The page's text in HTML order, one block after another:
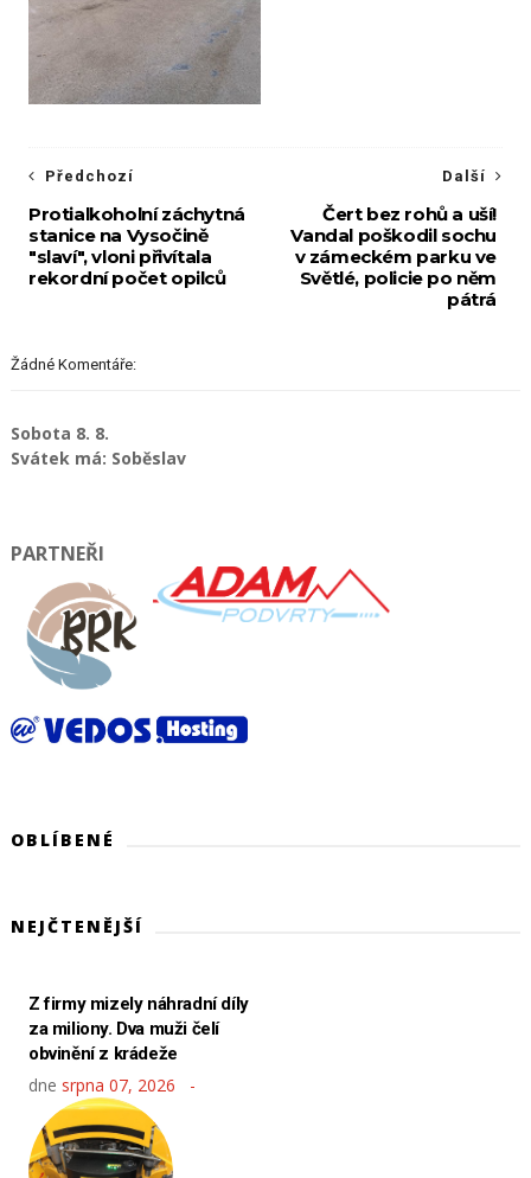
Další
Čert bez rohů a uší!
Vandal poškodil sochu
v zámeckém parku ve
Světlé, policie po něm
pátrá
Předchozí
Protialkoholní záchytná
stanice na Vysočině
"slaví", vloni přivítala
rekordní počet opilců
Žádné Komentáře:
Sobota 8. 8.
Svátek má: Soběslav
PARTNEŘI
OBLÍBENÉ
NEJČTENĚJŠÍ
Z firmy mizely náhradní díly
za miliony. Dva muži čelí
obvinění z krádeže
dne srpna 07, 2026